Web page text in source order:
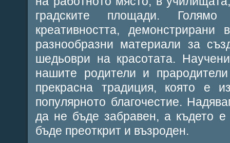
градските площади.
креативността,
разнообразни материали за
шедьоври на красотата.
нашите родители и
прекрасна традиция, която е
популярното благочестие.
да не бъде забравен, а където
бъде преоткрит и възроден.